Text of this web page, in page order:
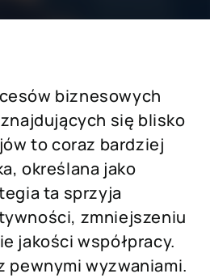
biznesowych
się blisko
to coraz bardziej
określana jako
ta sprzyja
zmniejszeniu
jakości współpracy.
pewnymi wyzwaniami.